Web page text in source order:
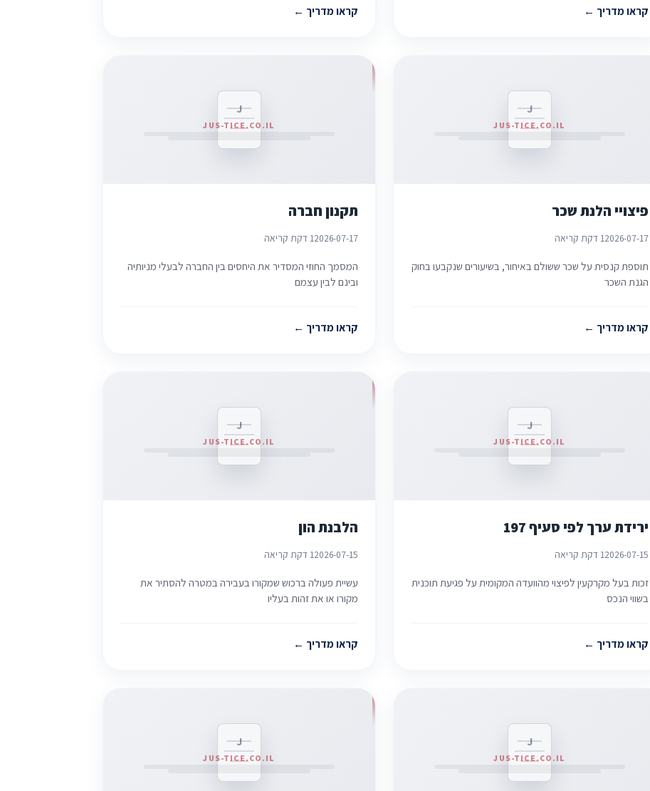
קראו מדריך קראו מדריך
J
JUS-TICE.CO.IL
פיצויי הלנת שכר
2026-07-171 דקת קריאה
תוספת קנסית על שכר ששולם באיחור, בשיעורים שנקבעו בחוק
הגנת השכר
קראו מדריך
J
JUS-TICE.CO.IL
תקנון חברה
2026-07-171 דקת קריאה
המסמך החוזי המסדיר את היחסים בין החברה לבעלי מניותיה
ובינם לבין עצמם
קראו מדריך
J
JUS-TICE.CO.IL
ירידת ערך לפי סעיף 197
2026-07-151 דקת קריאה
זכות בעל מקרקעין לפיצוי מהוועדה המקומית על פגיעת תוכנית
בשווי הנכס
קראו מדריך
J
JUS-TICE.CO.IL
הלבנת הון
2026-07-151 דקת קריאה
עשיית פעולה ברכוש שמקורו בעבירה במטרה להסתיר את
מקורו או את זהות בעליו
קראו מדריך
J
JUS-TICE.CO.IL
J
JUS-TICE.CO.IL